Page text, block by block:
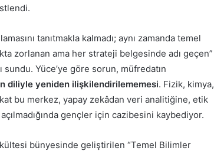
tanıtmakla kalmadı; aynı zamanda temel
zorlanan ama her strateji belgesinde adı geçen”
Yüce’ye göre sorun, müfredatın
diliyle yeniden ilişkilendirilememesi. Fizik, kimya,
bu merkez, yapay zekâdan veri analitiğine, etik
gençler için cazibesini kaybediyor.
bünyesinde geliştirilen “Temel Bilimler